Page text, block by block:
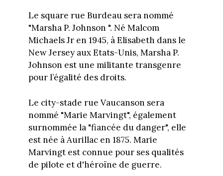
Le square rue Burdeau sera nommé
"Marsha P. Johnson ". Né Malcom
Michaels Jr en 1945, à Elisabeth dans le
New Jersey aux Etats-Unis, Marsha P.
Johnson est une militante transgenre
pour l’égalité des droits.
Le city-stade rue Vaucanson sera
nommé "Marie Marvingt", également
surnommée la "fiancée du danger", elle
est née à Aurillac en 1875. Marie
Marvingt est connue pour ses qualités
de pilote et d'héroïne de guerre.